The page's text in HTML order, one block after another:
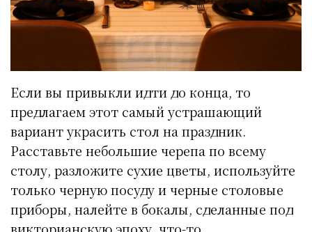
Если вы привыкли идти до конца, то
предлагаем этот самый устрашающий
вариант украсить стол на праздник.
Расставьте небольшие черепа по всему
столу, разложите сухие цветы, используйте
только черную посуду и черные столовые
приборы, налейте в бокалы, сделанные под